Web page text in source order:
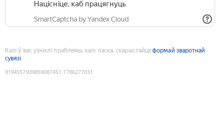
Націсніце, каб працягнуць
SmartCaptcha by Yandex Cloud
Калі ў вас узніклі праблемы, калі ласка, скарыстайцеформай зваротнай
сувязі
9194557939859087451 :1786277031